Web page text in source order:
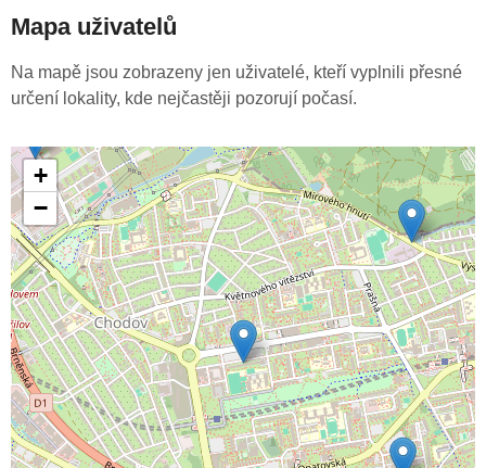
Mapa uživatelů
Na mapě jsou zobrazeny jen uživatelé, kteří vyplnili přesné
určení lokality, kde nejčastěji pozorují počasí.
+
−